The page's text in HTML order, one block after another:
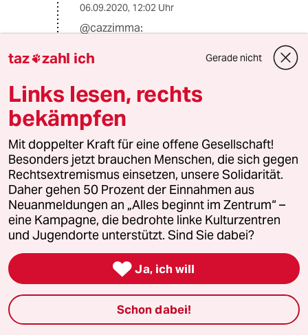
06.09.2020, 12:02 Uhr
@cazzimma:
Nein, nein!
kapitalistischen Verwertungsprozess
setzt neoliberales Denken voraus.
Das Kopftuch darf da kein
Hinderungsgrund sein. Das sieht erst
einmal liberal aus. Aber links ist das
absolut nicht. Auch dann nicht, wenn
sich progressive Neoliberale als
Linke verstehen.
Genau diese waren es doch, die eine
populäre Linke wie Sahra
Wagenknecht bekämpft haben.
Francesco
06.09.2020,10:53 Uhr
taz zahl ich Gerade nicht
Links lesen, rechts
bekämpfen
Mit doppelter Kraft für eine offene Gesellschaft!
Besonders jetzt brauchen Menschen, die sich gegen
Rechtsextremismus einsetzen, unsere Solidarität.
Daher gehen 50 Prozent der Einnahmen aus
Neuanmeldungen an „Alles beginnt im Zentrum“ –
eine Kampagne, die bedrohte linke Kulturzentren
und Jugendorte unterstützt. Sind Sie dabei?
 Ja, ich will
Schon dabei!